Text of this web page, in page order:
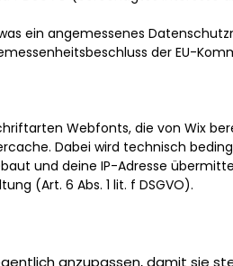
ein angemessenes
der EU-
Webfonts, die von Wix
Dabei wird technisch
und deine IP-Adresse
(Art. 6 Abs. 1 lit. f DSGVO).
anzupassen, damit sie